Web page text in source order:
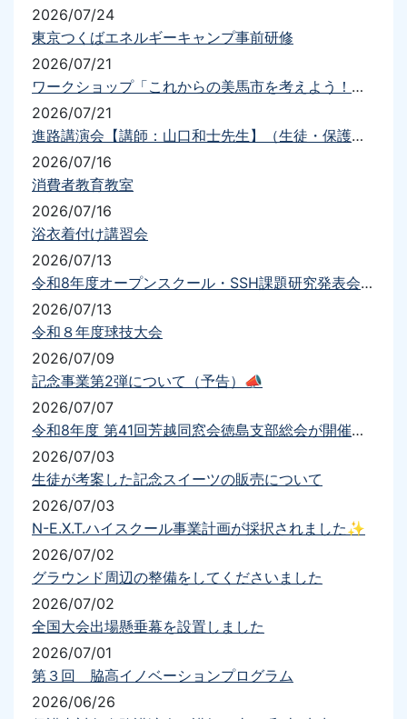
2026/07/24
東京つくばエネルギーキャンプ事前研修
2026/07/21
ワークショップ「これからの美馬市を考えよう！！」
2026/07/21
進路講演会【講師：山口和士先生】（生徒・保護者）を実施しました
2026/07/16
消費者教育教室
2026/07/16
浴衣着付け講習会
2026/07/13
令和8年度オープンスクール・SSH課題研究発表会について（要項・送迎）
2026/07/13
令和８年度球技大会
2026/07/09
記念事業第2弾について（予告）📣
2026/07/07
令和8年度 第41回芳越同窓会徳島支部総会が開催されました
2026/07/03
生徒が考案した記念スイーツの販売について
2026/07/03
N-E.X.T.ハイスクール事業計画が採択されました✨
2026/07/02
グラウンド周辺の整備をしてくださいました
2026/07/02
全国大会出場懸垂幕を設置しました
2026/07/01
第３回 脇高イノベーションプログラム
2026/06/26